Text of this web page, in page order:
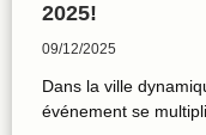
2025!
09/12/2025
Dans la ville
événement se